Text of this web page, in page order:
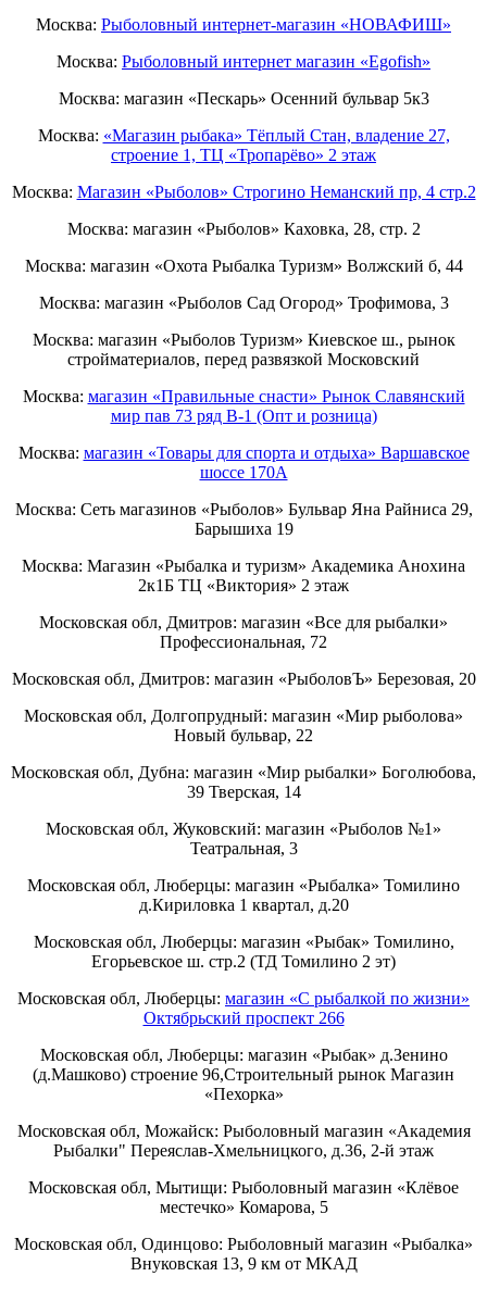
Москва: Рыболовный интернет-магазин «НОВАФИШ»
Москва: Рыболовный интернет магазин «Egofish»
Москва: магазин «Пескарь» Осенний бульвар 5к3
Москва: «Магазин рыбака» Тёплый Стан, владение 27,
строение 1, ТЦ «Тропарёво» 2 этаж
Москва: Магазин «Рыболов» Строгино Неманский пр, 4 стр.2
Москва: магазин «Рыболов» Каховка, 28, стр. 2
Москва: магазин «Охота Рыбалка Туризм» Волжский б, 44
Москва: магазин «Рыболов Сад Огород» Трофимова, 3
Москва: магазин «Рыболов Туризм» Киевское ш., рынок
стройматериалов, перед развязкой Московский
Москва: магазин «Правильные снасти» Рынок Славянский
мир пав 73 ряд B-1 (Опт и розница)
Москва: магазин «Товары для спорта и отдыха» Варшавское
шоссе 170А
Москва: Сеть магазинов «Рыболов» Бульвар Яна Райниса 29,
Барышиха 19
Москва: Магазин «Рыбалка и туризм» Академика Анохина
2к1Б ТЦ «Виктория» 2 этаж
Московская обл, Дмитров: магазин «Все для рыбалки»
Профессиональная, 72
Московская обл, Дмитров: магазин «РыболовЪ» Березовая, 20
Московская обл, Долгопрудный: магазин «Мир рыболова»
Новый бульвар, 22
Московская обл, Дубна: магазин «Мир рыбалки» Боголюбова,
39 Тверская, 14
Московская обл, Жуковский: магазин «Рыболов №1»
Театральная, 3
Московская обл, Люберцы: магазин «Рыбалка» Томилино
д.Кириловка 1 квартал, д.20
Московская обл, Люберцы: магазин «Рыбак» Томилино,
Егорьевское ш. стр.2 (ТД Томилино 2 эт)
Московская обл, Люберцы: магазин «С рыбалкой по жизни»
Октябрьский проспект 266
Московская обл, Люберцы: магазин «Рыбак» д.Зенино
(д.Машково) строение 96,Строительный рынок Магазин
«Пехорка»
Московская обл, Можайск: Рыболовный магазин «Академия
Рыбалки" Переяслав-Хмельницкого, д.36, 2-й этаж
Московская обл, Мытищи: Рыболовный магазин «Клёвое
местечко» Комарова, 5
Московская обл, Одинцово: Рыболовный магазин «Рыбалка»
Внуковская 13, 9 км от МКАД